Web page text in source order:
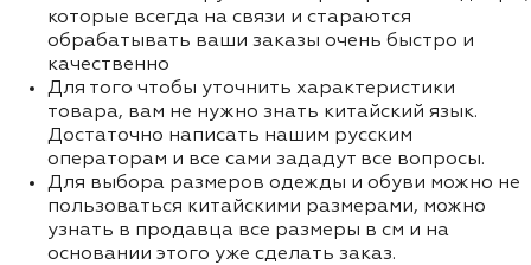
которые всегда на связи и стараются
обрабатывать ваши заказы очень быстро и
качественно
Для того чтобы уточнить характеристики
товара, вам не нужно знать китайский язык.
Достаточно написать нашим русским
операторам и все сами зададут все вопросы.
Для выбора размеров одежды и обуви можно не
пользоваться китайскими размерами, можно
узнать в продавца все размеры в см и на
основании этого уже сделать заказ.